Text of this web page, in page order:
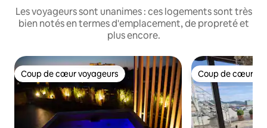
Les voyageurs sont unanimes : ces logements sont très
bien notés en termes d'emplacement, de propreté et
plus encore.
Coup de cœur voyageurs
Coup de cœur voyageurs Coup de cœur
Coup de cœur